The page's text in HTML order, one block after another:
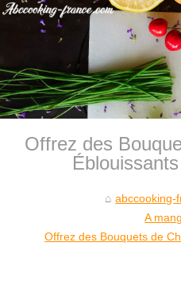
Offrez des
abccooking-
A
Offrez des Bouquets de